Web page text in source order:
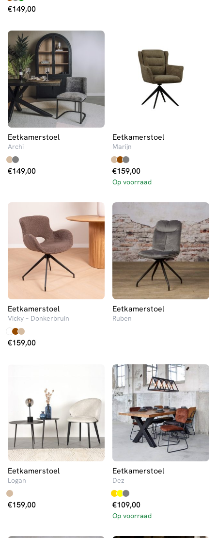
€149,00
Eetkamerstoel
Archi
€149,00
Eetkamerstoel
Marijn
€159,00
Op voorraad
Eetkamerstoel
Vicky – Donkerbruin
€159,00
Eetkamerstoel
Ruben
Eetkamerstoel
Logan
€159,00
Eetkamerstoel
Dez
€109,00
Op voorraad